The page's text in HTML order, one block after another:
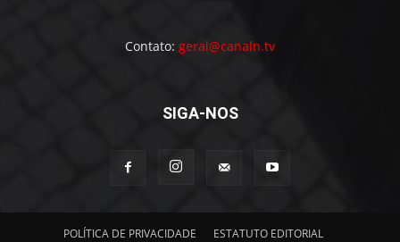
Contato: geral@canaln.tv
SIGA-NOS
POLÍTICA DE PRIVACIDADE ESTATUTO EDITORIAL